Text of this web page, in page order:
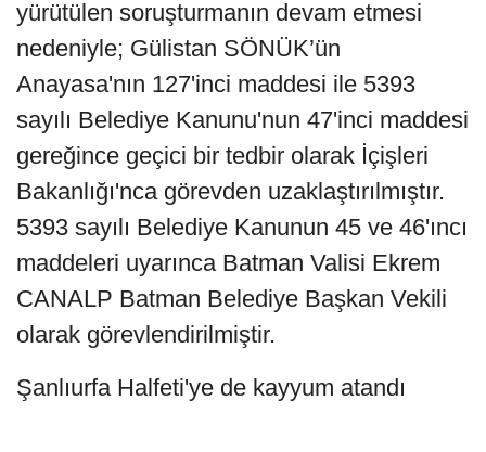
yürütülen soruşturmanın devam etmesi
nedeniyle; Gülistan SÖNÜK’ün
Anayasa'nın 127'inci maddesi ile 5393
sayılı Belediye Kanunu'nun 47'inci maddesi
gereğince geçici bir tedbir olarak İçişleri
Bakanlığı'nca görevden uzaklaştırılmıştır.
5393 sayılı Belediye Kanunun 45 ve 46'ıncı
maddeleri uyarınca Batman Valisi Ekrem
CANALP Batman Belediye Başkan Vekili
olarak görevlendirilmiştir.
Şanlıurfa Halfeti'ye de kayyum atandı